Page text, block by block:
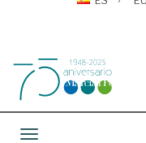
Toggle navigation